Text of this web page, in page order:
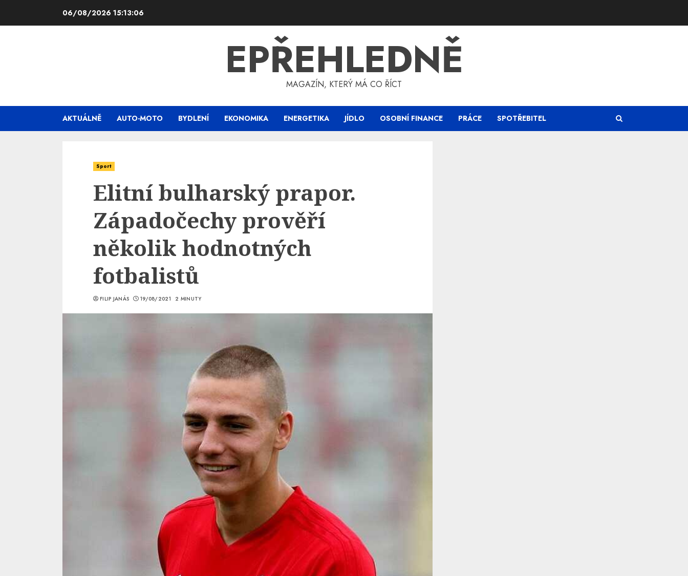
06/08/2026 15:13:07
EPŘEHLEDNĚ
MAGAZÍN, KTERÝ MÁ CO ŘÍCT
AKTUÁLNĚ AUTO-MOTO BYDLENÍ EKONOMIKA ENERGETIKA JÍDLO OSOBNÍ FINANCE PRÁCE SPOTŘEBITEL
Sport
Elitní bulharský prapor.
Západočechy prověří
několik hodnotných
fotbalistů
FILIP JANÁS 19/08/2021 2 MINUTY